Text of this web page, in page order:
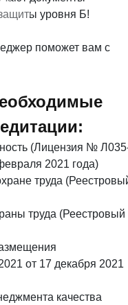
уровня Б!
поможет вам с
(Лицензия №
2021 года)
труда
труда (Реестровый
от 17 декабря 2021
качества